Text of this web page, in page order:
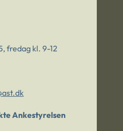
fredag kl. 9-12
Ankestyrelsen